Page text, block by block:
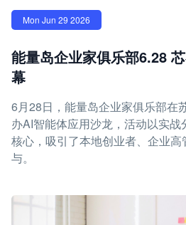
Mon Jun 29 2026
能量岛企业家俱乐部6.28
幕
6月28日，能量岛企业家俱乐部在
办AI智能体应用沙龙，活动以实战
核心，吸引了本地创业者、企业高
与。